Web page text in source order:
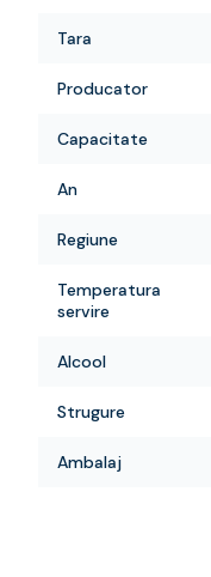
Tara
Producator
Capacitate
An
Regiune
Temperatura
servire
Alcool
Strugure
Ambalaj